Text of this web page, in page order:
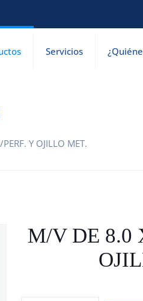
Servicios
Y OJILLO MET.
M/V DE 8.0